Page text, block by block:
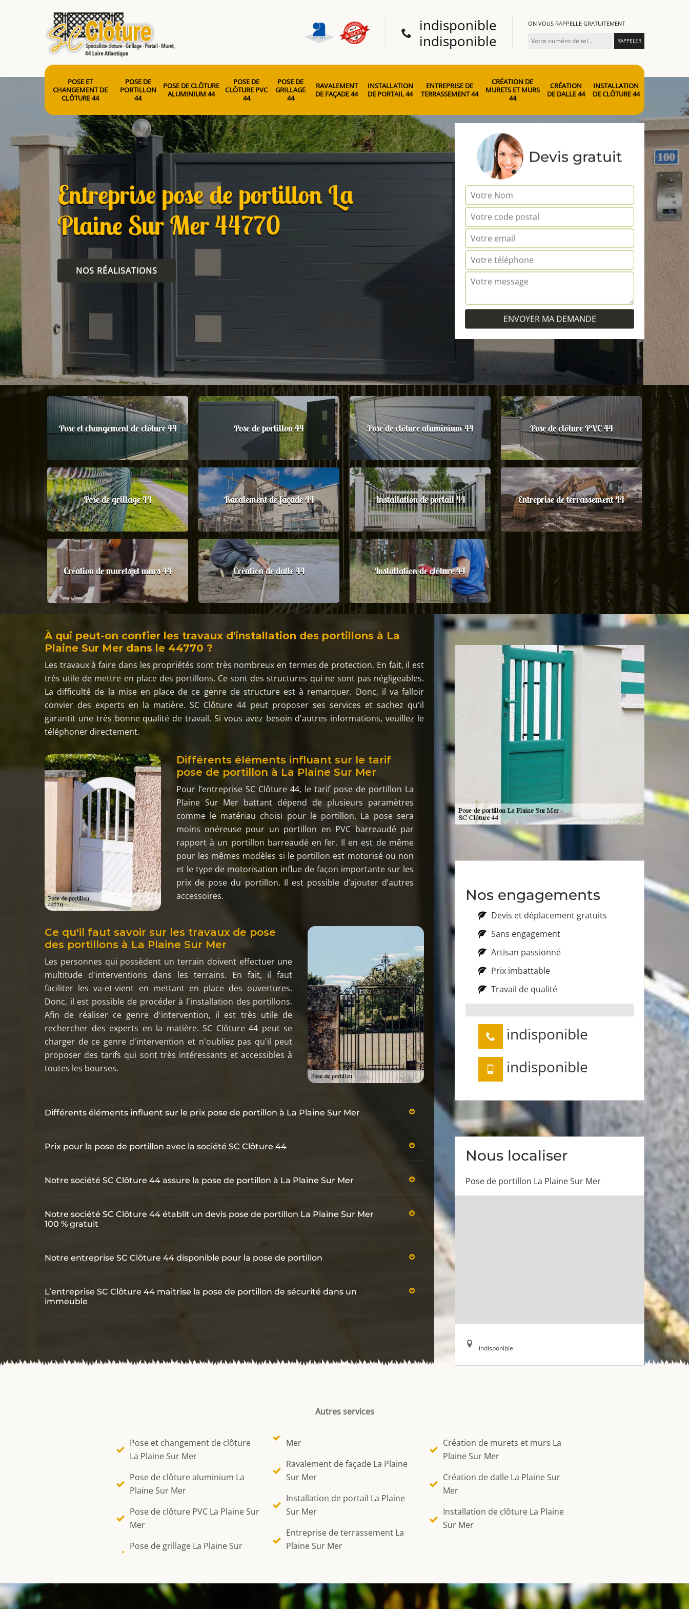
indisponible
indisponible
ON VOUS RAPPELLE GRATUITEMENT
POSE ET
CHANGEMENT DE
CLÔTURE 44
POSE DE
PORTILLON
44
POSE DE CLÔTURE
ALUMINIUM 44
POSE DE
CLÔTURE PVC
44
POSE DE
GRILLAGE
44
RAVALEMENT
DE FAÇADE 44
INSTALLATION
DE PORTAIL 44
ENTREPRISE DE
TERRASSEMENT 44
CRÉATION DE
MURETS ET MURS
44
CRÉATION
DE DALLE 44
INSTALLATION
DE CLÔTURE 44
Entreprise pose de portillon La
Plaine Sur Mer 44770
NOS RÉALISATIONS
Devis gratuit
Pose et changement de clôture 44 Pose de portillon 44 Pose de clôture aluminium 44 Pose de clôture PVC 44
Pose de grillage 44 Ravalement de façade 44 Installation de portail 44 Entreprise de terrassement 44
Création de murets et murs 44 Création de dalle 44 Installation de clôture 44
À qui peut-on confier les travaux d'installation des portillons à La
Plaine Sur Mer dans le 44770 ?
Les travaux à faire dans les propriétés sont très nombreux en termes de protection. En fait, il est
très utile de mettre en place des portillons. Ce sont des structures qui ne sont pas négligeables.
La difficulté de la mise en place de ce genre de structure est à remarquer. Donc, il va falloir
convier des experts en la matière. SC Clôture 44 peut proposer ses services et sachez qu'il
garantit une très bonne qualité de travail. Si vous avez besoin d'autres informations, veuillez le
téléphoner directement.
Différents éléments influant sur le tarif
pose de portillon à La Plaine Sur Mer
Pour l’entreprise SC Clôture 44, le tarif pose de portillon La
Plaine Sur Mer battant dépend de plusieurs paramètres
comme le matériau choisi pour le portillon. La pose sera
moins onéreuse pour un portillon en PVC barreaudé par
rapport à un portillon barreaudé en fer. Il en est de même
pour les mêmes modèles si le portillon est motorisé ou non
et le type de motorisation influe de façon importante sur les
prix de pose du portillon. Il est possible d’ajouter d’autres
accessoires.
Ce qu'il faut savoir sur les travaux de pose
des portillons à La Plaine Sur Mer
Les personnes qui possèdent un terrain doivent effectuer une
multitude d'interventions dans les terrains. En fait, il faut
faciliter les va-et-vient en mettant en place des ouvertures.
Donc, il est possible de procéder à l'installation des portillons.
Afin de réaliser ce genre d'intervention, il est très utile de
rechercher des experts en la matière. SC Clôture 44 peut se
charger de ce genre d'intervention et n'oubliez pas qu'il peut
proposer des tarifs qui sont très intéressants et accessibles à
toutes les bourses.
Différents éléments influent sur le prix pose de portillon à La Plaine Sur Mer
Prix pour la pose de portillon avec la société SC Clôture 44
Notre société SC Clôture 44 assure la pose de portillon à La Plaine Sur Mer
Notre société SC Clôture 44 établit un devis pose de portillon La Plaine Sur Mer
100 % gratuit
Notre entreprise SC Clôture 44 disponible pour la pose de portillon
L’entreprise SC Clôture 44 maitrise la pose de portillon de sécurité dans un
immeuble
Nos engagements
Devis et déplacement gratuits
Sans engagement
Artisan passionné
Prix imbattable
Travail de qualité
indisponible
indisponible
Nous localiser
Pose de portillon La Plaine Sur Mer
indisponible
Autres services
Pose et changement de clôture
La Plaine Sur Mer
Pose de clôture aluminium La
Plaine Sur Mer
Pose de clôture PVC La Plaine Sur
Mer
Pose de grillage La Plaine Sur
Mer
Ravalement de façade La Plaine
Sur Mer
Installation de portail La Plaine
Sur Mer
Entreprise de terrassement La
Plaine Sur Mer
Création de murets et murs La
Plaine Sur Mer
Création de dalle La Plaine Sur
Mer
Installation de clôture La Plaine
Sur Mer